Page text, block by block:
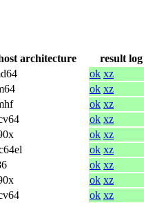
architecture
result log
ok xz
ok xz
ok xz
ok xz
ok xz
ok xz
ok xz
ok xz
ok xz